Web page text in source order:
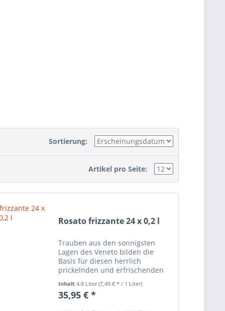
Sortierung:
Artikel pro Seite:
Rosato frizzante 24 x 0,2 l
Trauben aus den sonnigsten
Lagen des Veneto bilden die
Basis für diesen herrlich
prickelnden und erfrischenden
lachsfarbenen Schimmer zum
Genus einlädt. Fein fruchtig im
Inhalt4.8 Liter(7,49 € * / 1 Liter)
35,95 € *